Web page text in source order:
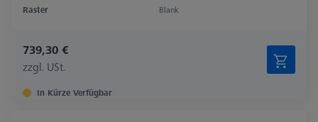
Raster
Blank
739,30 €
zzgl. USt.
In Kürze Verfügbar